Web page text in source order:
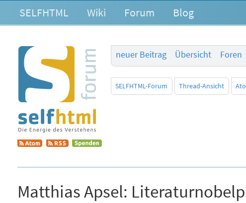
SELFHTML Wiki Forum Blog
neuer Beitrag
Übersicht Foren
SELFHTML-Forum Thread-Ansicht
Matthias Apsel: